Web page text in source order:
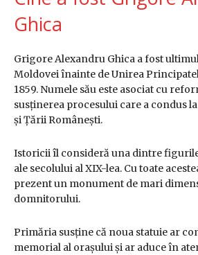
Ghica
Grigore Alexandru Ghica a fost
Moldovei înainte de Unirea
1859. Numele său este asociat cu
susținerea procesului care a condus
și Țării Românești.
Istoricii îl consideră una dintre
ale secolului al XIX-lea. Cu toate
prezent un monument de mari
domnitorului.
Primăria susține că noua statuie ar
memorial al orașului și ar aduce în